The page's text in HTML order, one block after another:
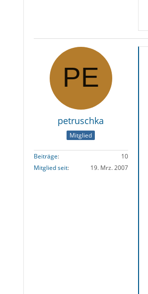
petruschka
Mitglied
Beiträge
10
Mitglied seit
19. Mrz. 2007